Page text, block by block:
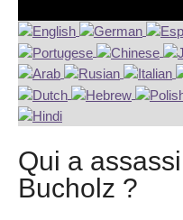
Qui a
Bucholz ?